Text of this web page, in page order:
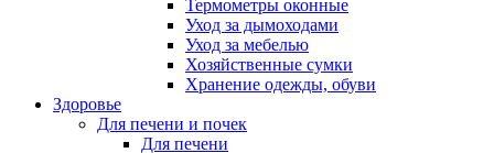
Термометры оконные
Уход за дымоходами
Уход за мебелью
Хозяйственные сумки
Хранение одежды, обуви
Здоровье
Для печени и почек
Для печени